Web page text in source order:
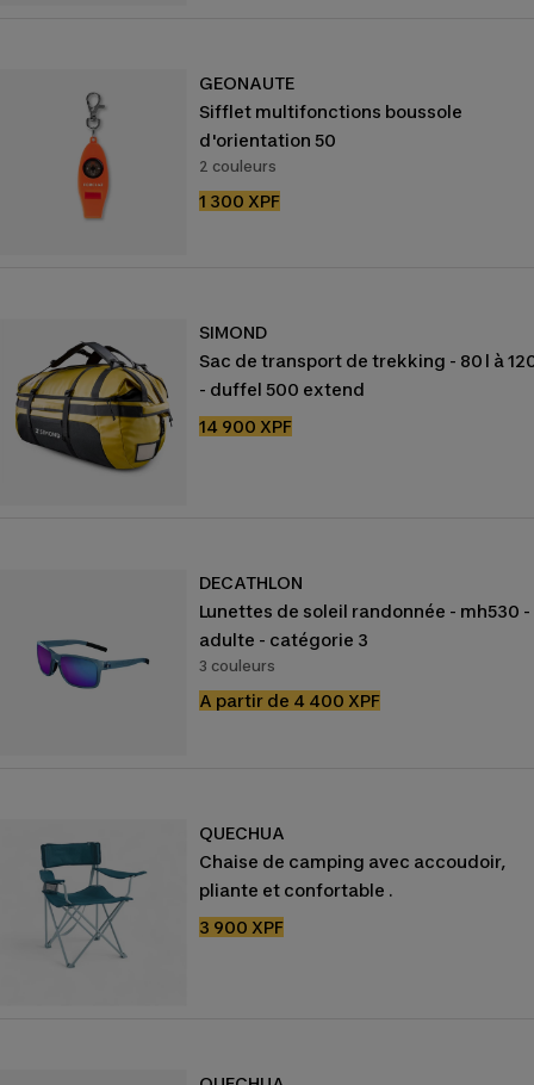
GEONAUTE
Sifflet multifonctions boussole
d'orientation 50
2 couleurs
Prix
1 300 XPF
SIMOND
Sac de transport de trekking - 80 l à
- duffel 500 extend
Prix
14 900 XPF
DECATHLON
Lunettes de soleil randonnée - mh530 -
adulte - catégorie 3
3 couleurs
Prix
A partir de 4 400 XPF
QUECHUA
Chaise de camping avec accoudoir,
pliante et confortable .
Prix
3 900 XPF